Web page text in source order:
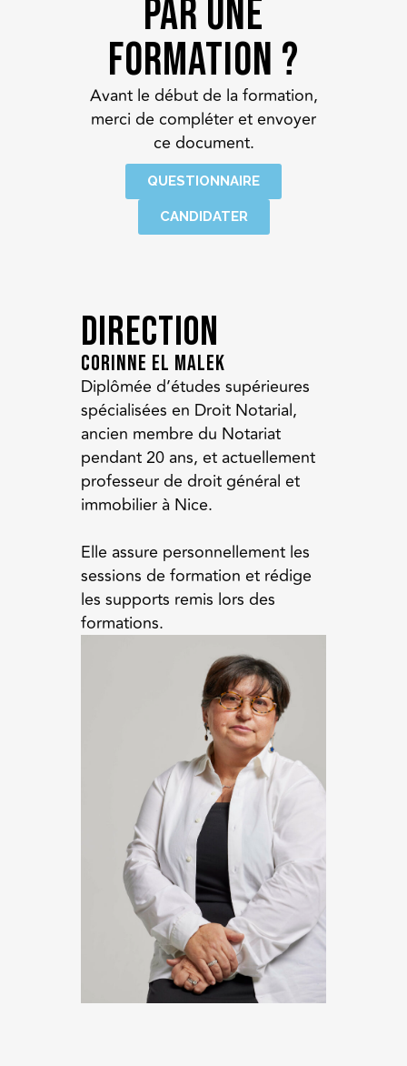
par une
formation ?
Avant le début de la formation,
merci de compléter et envoyer
ce document.
QUESTIONNAIRE
CANDIDATER
Direction
Corinne EL MALEK
Diplômée d’études supérieures
spécialisées en Droit Notarial,
ancien membre du Notariat
pendant 20 ans, et actuellement
professeur de droit général et
immobilier à Nice.
Elle assure personnellement les
sessions de formation et rédige
les supports remis lors des
formations.